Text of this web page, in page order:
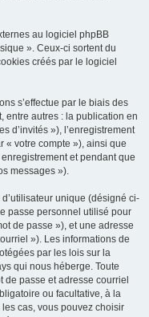
au logiciel phpBB
». Ceux-ci sortent du
créés par le logiciel
s’effectue par le biais des
entre autres : la publication en
d’invités »), l’enregistrement
« votre compte »), ainsi que
et pendant que
messages »).
unique (désigné ci-
passe personnel utilisé pour
de passe »), et une adresse
»). Les informations de
par les lois sur la
qui nous héberge. Toute
de passe et adresse courriel
ou facultative, à la
cas, vous pouvez choisir